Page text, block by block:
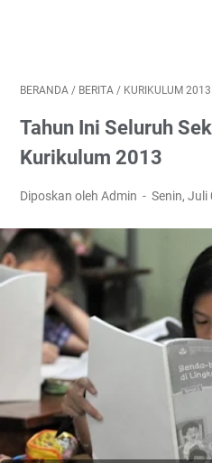
BERANDA / BERITA / KURIKULUM 2013
Tahun Ini Seluruh
Kurikulum 2013
Diposkan oleh Admin Senin, Juli